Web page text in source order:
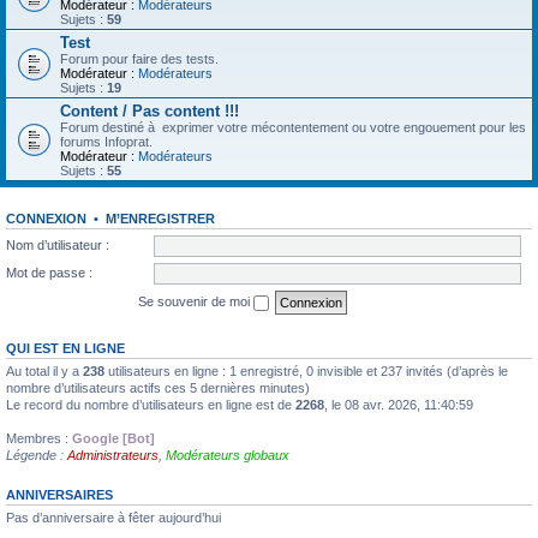
Modérateur : Modérateurs
Sujets : 59
Test
Forum pour faire des tests.
Modérateur : Modérateurs
Sujets : 19
Content / Pas content !!!
Forum destiné à exprimer votre mécontentement ou votre engouement pour les
forums Infoprat.
Modérateur : Modérateurs
Sujets : 55
CONNEXION • M’ENREGISTRER
Nom d’utilisateur :
Mot de passe :
Se souvenir de moi
QUI EST EN LIGNE
Au total il y a 238 utilisateurs en ligne : 1 enregistré, 0 invisible et 237 invités (d’après le
nombre d’utilisateurs actifs ces 5 dernières minutes)
Le record du nombre d’utilisateurs en ligne est de 2268 , le 08 avr. 2026, 11:40:59
Membres : Google [Bot]
Légende : Administrateurs Modérateurs globaux
ANNIVERSAIRES
Pas d’anniversaire à fêter aujourd’hui